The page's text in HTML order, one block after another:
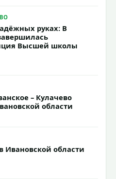
руках: В
Высшей школы
– Кулачево
области
Ивановской области